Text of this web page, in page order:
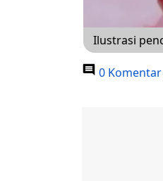
Ilustrasi
0 Komentar